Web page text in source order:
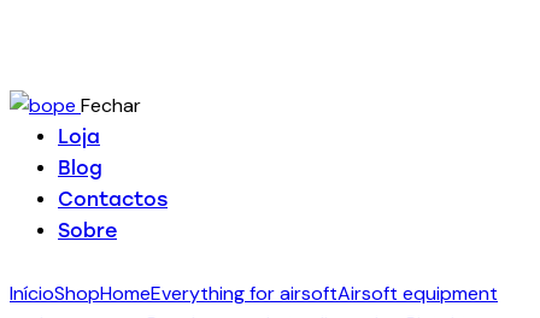
Fechar
Loja
Blog
Contactos
Sobre
InícioShopHomeEverything for airsoftAirsoft equipment